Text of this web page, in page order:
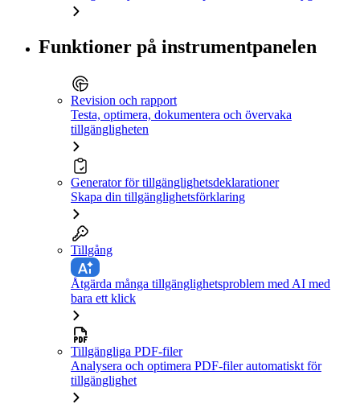
Funktioner på instrumentpanelen
Revision och rapport
Testa, optimera, dokumentera och övervaka
tillgängligheten
Generator för tillgänglighetsdeklarationer
Skapa din tillgänglighetsförklaring
Tillgång
Åtgärda många tillgänglighetsproblem med AI med
bara ett klick
Tillgängliga PDF-filer
Analysera och optimera PDF-filer automatiskt för
tillgänglighet